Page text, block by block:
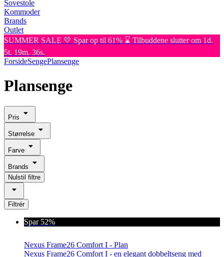
Sovestole
Kommoder
Brands
Outlet
SUMMER SALE 💛 Spar op til 61% ⌛ Tilbuddene slutter om 1d.
5t. 19m. 36s.
ForsideSengePlansenge
Plansenge
Pris
Størrelse
Farve
Brands
Nulstil filtre
Filtrér
Spar 52%
Nexus Frame26 Comfort I - Plan
Nexus Frame26 Comfort I - en elegant dobbeltseng med